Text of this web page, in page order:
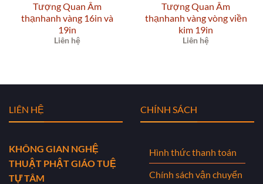
Tượng Quan Âm
thạnhanh vàng 16in và
19in
Liên hệ
Tượng Quan Âm
thạnhanh vàng vòng viền
kim 19in
Liên hệ
LIÊN HỆ
KHÔNG GIAN NGHỆ
THUẬT PHẬT GIÁO TUỆ
TỰ TÂM
CHÍNH SÁCH
Hình thức thanh toán
Chính sách vận chuyển